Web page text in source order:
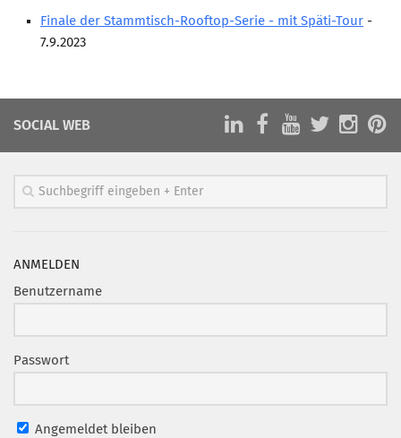
Geschäftsstelle
MarketingFrauen
Münchner Marketingpreis
Mentoring
Marketing Pioniere im BVMC
CLUB-KOMMUNIKATION
MCM Club TV
Finale der Stammtisch-Rooftop-Serie - mit Späti-Tour -
7.9.2023
SOCIAL WEB
ANMELDEN
Benutzername
Passwort
Angemeldet bleiben